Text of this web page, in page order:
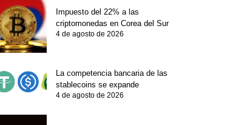
Impuesto del 22% a las
criptomonedas en Corea del Sur
4 de agosto de 2026
La competencia bancaria de las
stablecoins se expande
4 de agosto de 2026